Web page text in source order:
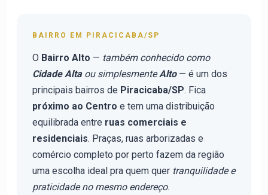
BAIRRO EM PIRACICABA/SP
O Bairro Alto — também conhecido como
Cidade Altaou simplesmenteAlto— é um dos
principais bairros de Piracicaba/SP. Fica
próximo ao Centro e tem uma distribuição
equilibrada entre ruas comerciais e
residenciais. Praças, ruas arborizadas e
comércio completo por perto fazem da região
uma escolha ideal pra quem quer tranquilidade e
praticidade no mesmo endereço.